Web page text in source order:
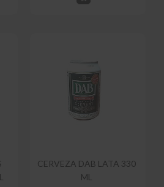
CERVEZA DAB LATA 330
ML